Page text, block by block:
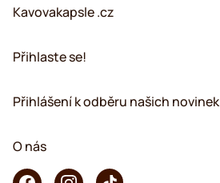
Kavovakapsle .cz
Přihlaste se!
Přihlášení k odběru našich novinek
O nás